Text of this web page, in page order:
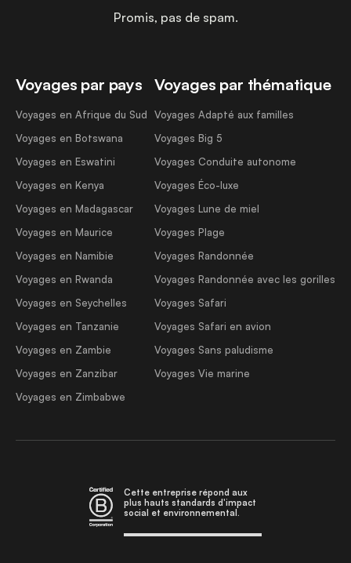
Voyages par pays
Voyages en Afrique du Sud
Voyages en Botswana
Voyages en Eswatini
Voyages en Kenya
Voyages en Madagascar
Voyages en Maurice
Voyages en Namibie
Voyages en Rwanda
Voyages en Seychelles
Voyages en Tanzanie
Voyages en Zambie
Voyages en Zanzibar
Voyages en Zimbabwe
Voyages par thématique
Voyages Adapté aux familles
Voyages Big 5
Voyages Conduite autonome
Voyages Éco-luxe
Voyages Lune de miel
Voyages Plage
Voyages Randonnée
Voyages Randonnée avec les gorilles
Voyages Safari
Voyages Safari en avion
Voyages Sans paludisme
Voyages Vie marine
Promis, pas de spam.
Cette entreprise répond aux
plus hauts standards d'impact
social et environnemental.